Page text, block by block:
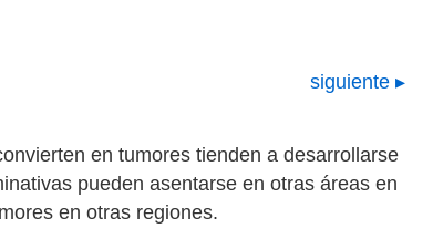
siguiente
en tumores tienden a desarrollarse
pueden asentarse en otras áreas en
en otras regiones.